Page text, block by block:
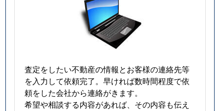
査定をしたい不動産の情報とお客様の連絡先等
を入力して依頼完了。早ければ数時間程度で依
頼をした会社から連絡がきます。
希望や相談する内容があれば、その内容も伝え